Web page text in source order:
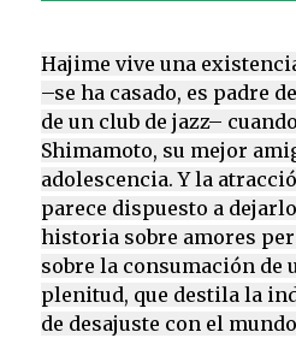
Hajime vive una
–se ha casado, es padre
de un club de jazz–
Shimamoto, su mejor
adolescencia. Y la
parece dispuesto a
historia sobre amores
sobre la consumación de
plenitud, que destila la
de desajuste con el